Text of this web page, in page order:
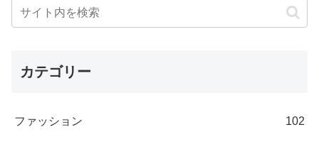
カテゴリー
ファッション 102